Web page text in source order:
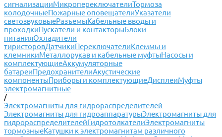
сигнализацииМикропереключателиТормоза
колодочныеПожарные оповещателиУказатели
светозвуковыеРазъемыКабельные вводы и
проходкиПускатели и контакторыБлоки
питанияОхладители
тиристоровДатчикиПереключателиКлеммы и
клемникиМеталлорукав и кабельные муфтыНасосы и
комплектующиеАккумуляторные
батареиПредохранителиАкустические
компонентыПриборы и комплектующиеДисплеиМуфты
электромагнитные
/
Электромагниты для гидрораспределителей
Электромагниты для гидроаппаратурыЭлектромагниты для
гидрораспределителейГидротолкателиЭлектромагниты
тормозныеКатушки к электромагнитам различного